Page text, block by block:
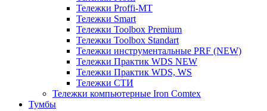
Тележки Proffi-MT
Тележки Smart
Тележки Toolbox Premium
Тележки Toolbox Standart
Тележки инструментальные PRF (NEW)
Тележки Практик WDS NEW
Тележки Практик WDS, WS
Тележки СТИ
Тележки компьютерные Iron Comtex
Тумбы